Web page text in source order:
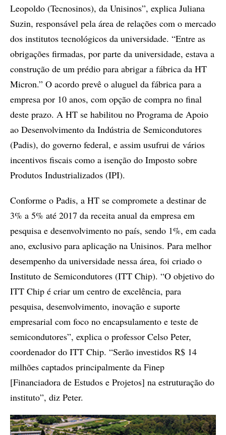
Leopoldo (Tecnosinos), da Unisinos”, explica Juliana
Suzin, responsável pela área de relações com o mercado
dos institutos tecnológicos da universidade. “Entre as
obrigações firmadas, por parte da universidade, estava a
construção de um prédio para abrigar a fábrica da HT
Micron.” O acordo prevê o aluguel da fábrica para a
empresa por 10 anos, com opção de compra no final
deste prazo. A HT se habilitou no Programa de Apoio
ao Desenvolvimento da Indústria de Semicondutores
(Padis), do governo federal, e assim usufrui de vários
incentivos fiscais como a isenção do Imposto sobre
Produtos Industrializados (IPI).
Conforme o Padis, a HT se compromete a destinar de
3% a 5% até 2017 da receita anual da empresa em
pesquisa e desenvolvimento no país, sendo 1%, em cada
ano, exclusivo para aplicação na Unisinos. Para melhor
desempenho da universidade nessa área, foi criado o
Instituto de Semicondutores (ITT Chip). “O objetivo do
ITT Chip é criar um centro de excelência, para
pesquisa, desenvolvimento, inovação e suporte
empresarial com foco no encapsulamento e teste de
semicondutores”, explica o professor Celso Peter,
coordenador do ITT Chip. “Serão investidos R$ 14
milhões captados principalmente da Finep
[Financiadora de Estudos e Projetos] na estruturação do
instituto”, diz Peter.